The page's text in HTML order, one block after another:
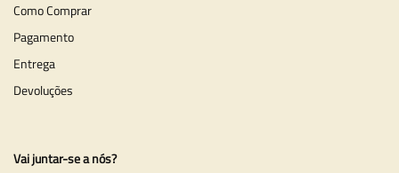
Como Comprar
Pagamento
Entrega
Devoluções
Vai juntar-se a nós?